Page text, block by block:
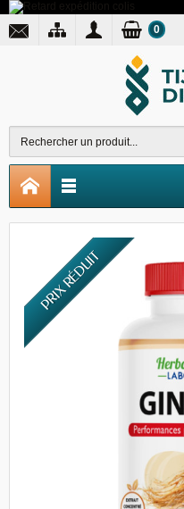
0
PRIX RÉDUIT